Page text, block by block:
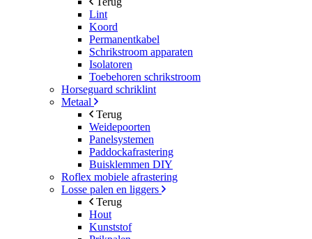
Lint
Koord
Permanentkabel
Schrikstroom apparaten
Isolatoren
Toebehoren schrikstroom
Horseguard schriklint
Metaal
Terug
Weidepoorten
Panelsystemen
Paddockafrastering
Buisklemmen DIY
Roflex mobiele afrastering
Losse palen en liggers
Terug
Hout
Kunststof